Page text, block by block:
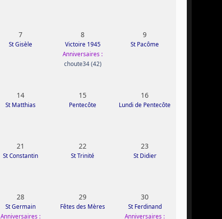
7
St Gisèle
8
Victoire 1945
Anniversaires :
choute34 (42)
9
St Pacôme
14
St Matthias
15
Pentecôte
16
Lundi de Pentecôte
21
St Constantin
22
St Trinité
23
St Didier
28
St Germain
Anniversaires :
29
Fêtes des Mères
30
St Ferdinand
Anniversaires :